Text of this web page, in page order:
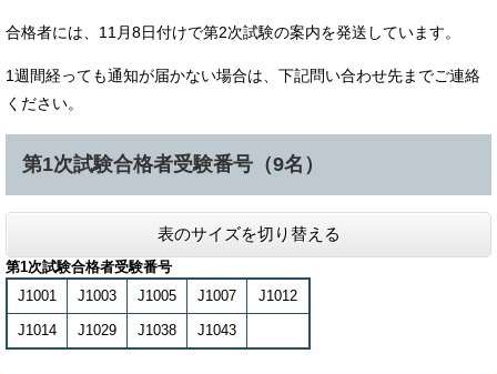
合格者には、11月8日付けで第2次試験の案内を発送しています。
1週間経っても通知が届かない場合は、下記問い合わせ先までご連絡
ください。
第1次試験合格者受験番号（9名）
表のサイズを切り替える
第1次試験合格者受験番号
J1001
J1003 J1005 J1007 J1012
J1014 J1029 J1038 J1043